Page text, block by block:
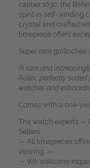
caliber 1030, the
spirit in self-winding
crystal and crafted
timepiece offers
Super rare
"A rare and
Rolex, perfectly
watches and
Comes with a one-
The watch experts —
Sellers.
— All timepieces
viewing. —
— We welcome